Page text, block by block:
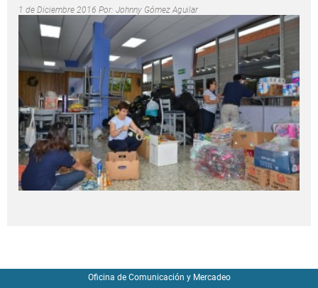
1 de Diciembre 2016 Por: Johnny Gómez Aguilar
Oficina de Comunicación y Mercadeo